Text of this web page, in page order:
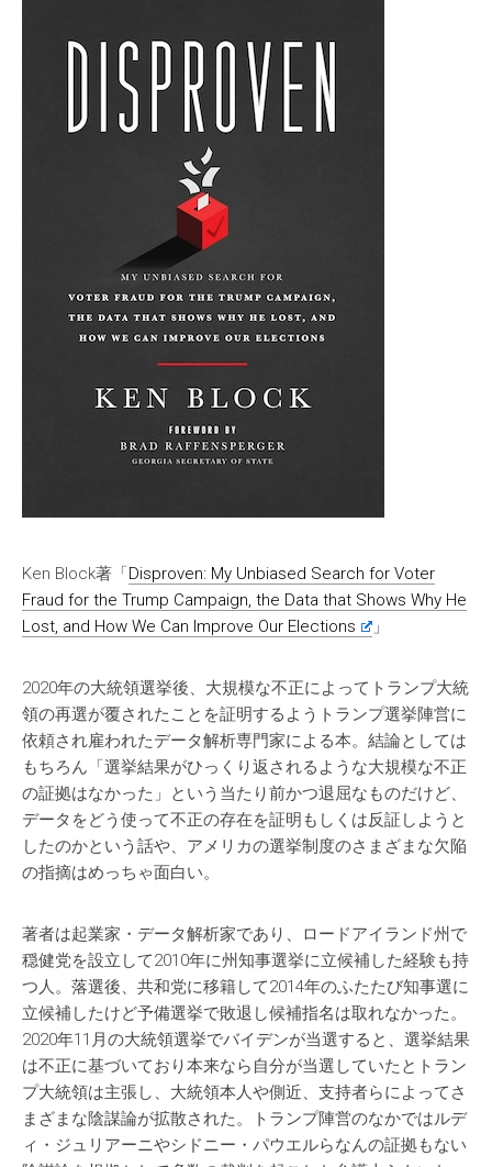
Ken Block著「Disproven: My Unbiased Search for Voter
Fraud for the Trump Campaign, the Data that Shows Why He
Lost, and How We Can Improve Our Elections
」
2020年の大統領選挙後、大規模な不正によってトランプ大統
領の再選が覆されたことを証明するようトランプ選挙陣営に
依頼され雇われたデータ解析専門家による本。結論としては
もちろん「選挙結果がひっくり返されるような大規模な不正
の証拠はなかった」という当たり前かつ退屈なものだけど、
データをどう使って不正の存在を証明もしくは反証しようと
したのかという話や、アメリカの選挙制度のさまざまな欠陥
の指摘はめっちゃ面白い。
著者は起業家・データ解析家であり、ロードアイランド州で
穏健党を設立して2010年に州知事選挙に立候補した経験も持
つ人。落選後、共和党に移籍して2014年のふたたび知事選に
立候補したけど予備選挙で敗退し候補指名は取れなかった。
2020年11月の大統領選挙でバイデンが当選すると、選挙結果
は不正に基づいており本来なら自分が当選していたとトラン
プ大統領は主張し、大統領本人や側近、支持者らによってさ
まざまな陰謀論が拡散された。トランプ陣営のなかではルデ
ィ・ジュリアーニやシドニー・パウエルらなんの証拠もない